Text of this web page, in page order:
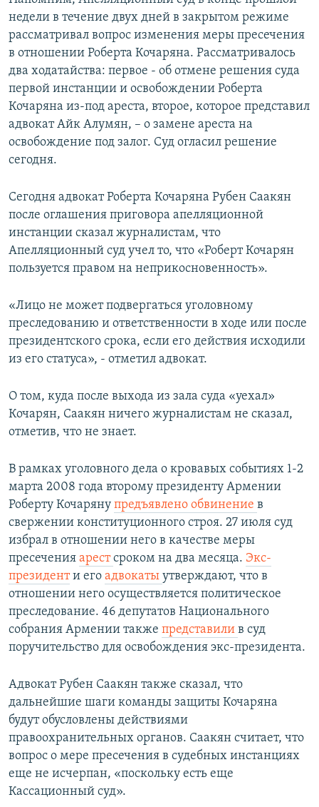
недели в течение двух дней в закрытом режиме
рассматривал вопрос изменения меры пресечения
в отношении Роберта Кочаряна. Рассматривалось
два ходатайства: первое - об отмене решения суда
первой инстанции и освобождении Роберта
Кочаряна из-под ареста, второе, которое представил
адвокат Айк Алумян, – о замене ареста на
освобождение под залог. Суд огласил решение
сегодня.
Сегодня адвокат Роберта Кочаряна Рубен Саакян
после оглашения приговора апелляционной
инстанции сказал журналистам, что
Апелляционный суд учел то, что «Роберт Кочарян
пользуется правом на неприкосновенность».
«Лицо не может подвергаться уголовному
преследованию и ответственности в ходе или после
президентского срока, если его действия исходили
из его статуса», - отметил адвокат.
О том, куда после выхода из зала суда «уехал»
Кочарян, Саакян ничего журналистам не сказал,
отметив, что не знает.
В рамках уголовного дела о кровавых событиях 1-2
марта 2008 года второму президенту Армении
Роберту Кочаряну предъявлено обвинение в
свержении конституционного строя. 27 июля суд
избрал в отношении него в качестве меры
пресечения арестсроком на два месяца. Экс-
президенти его адвокаты утверждают, что в
отношении него осуществляется политическое
преследование. 46 депутатов Национального
собрания Армении также представили в суд
поручительство для освобождения экс-президента.
Адвокат Рубен Саакян также сказал, что
дальнейшие шаги команды защиты Кочаряна
будут обусловлены действиями
правоохранительных органов. Саакян считает, что
вопрос о мере пресечения в судебных инстанциях
еще не исчерпан, «поскольку есть еще
Кассационный суд».